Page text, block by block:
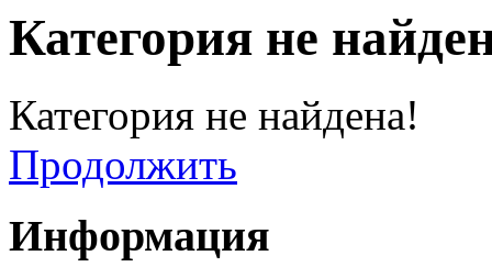
Категория не
Категория не найдена!
Продолжить
Информация